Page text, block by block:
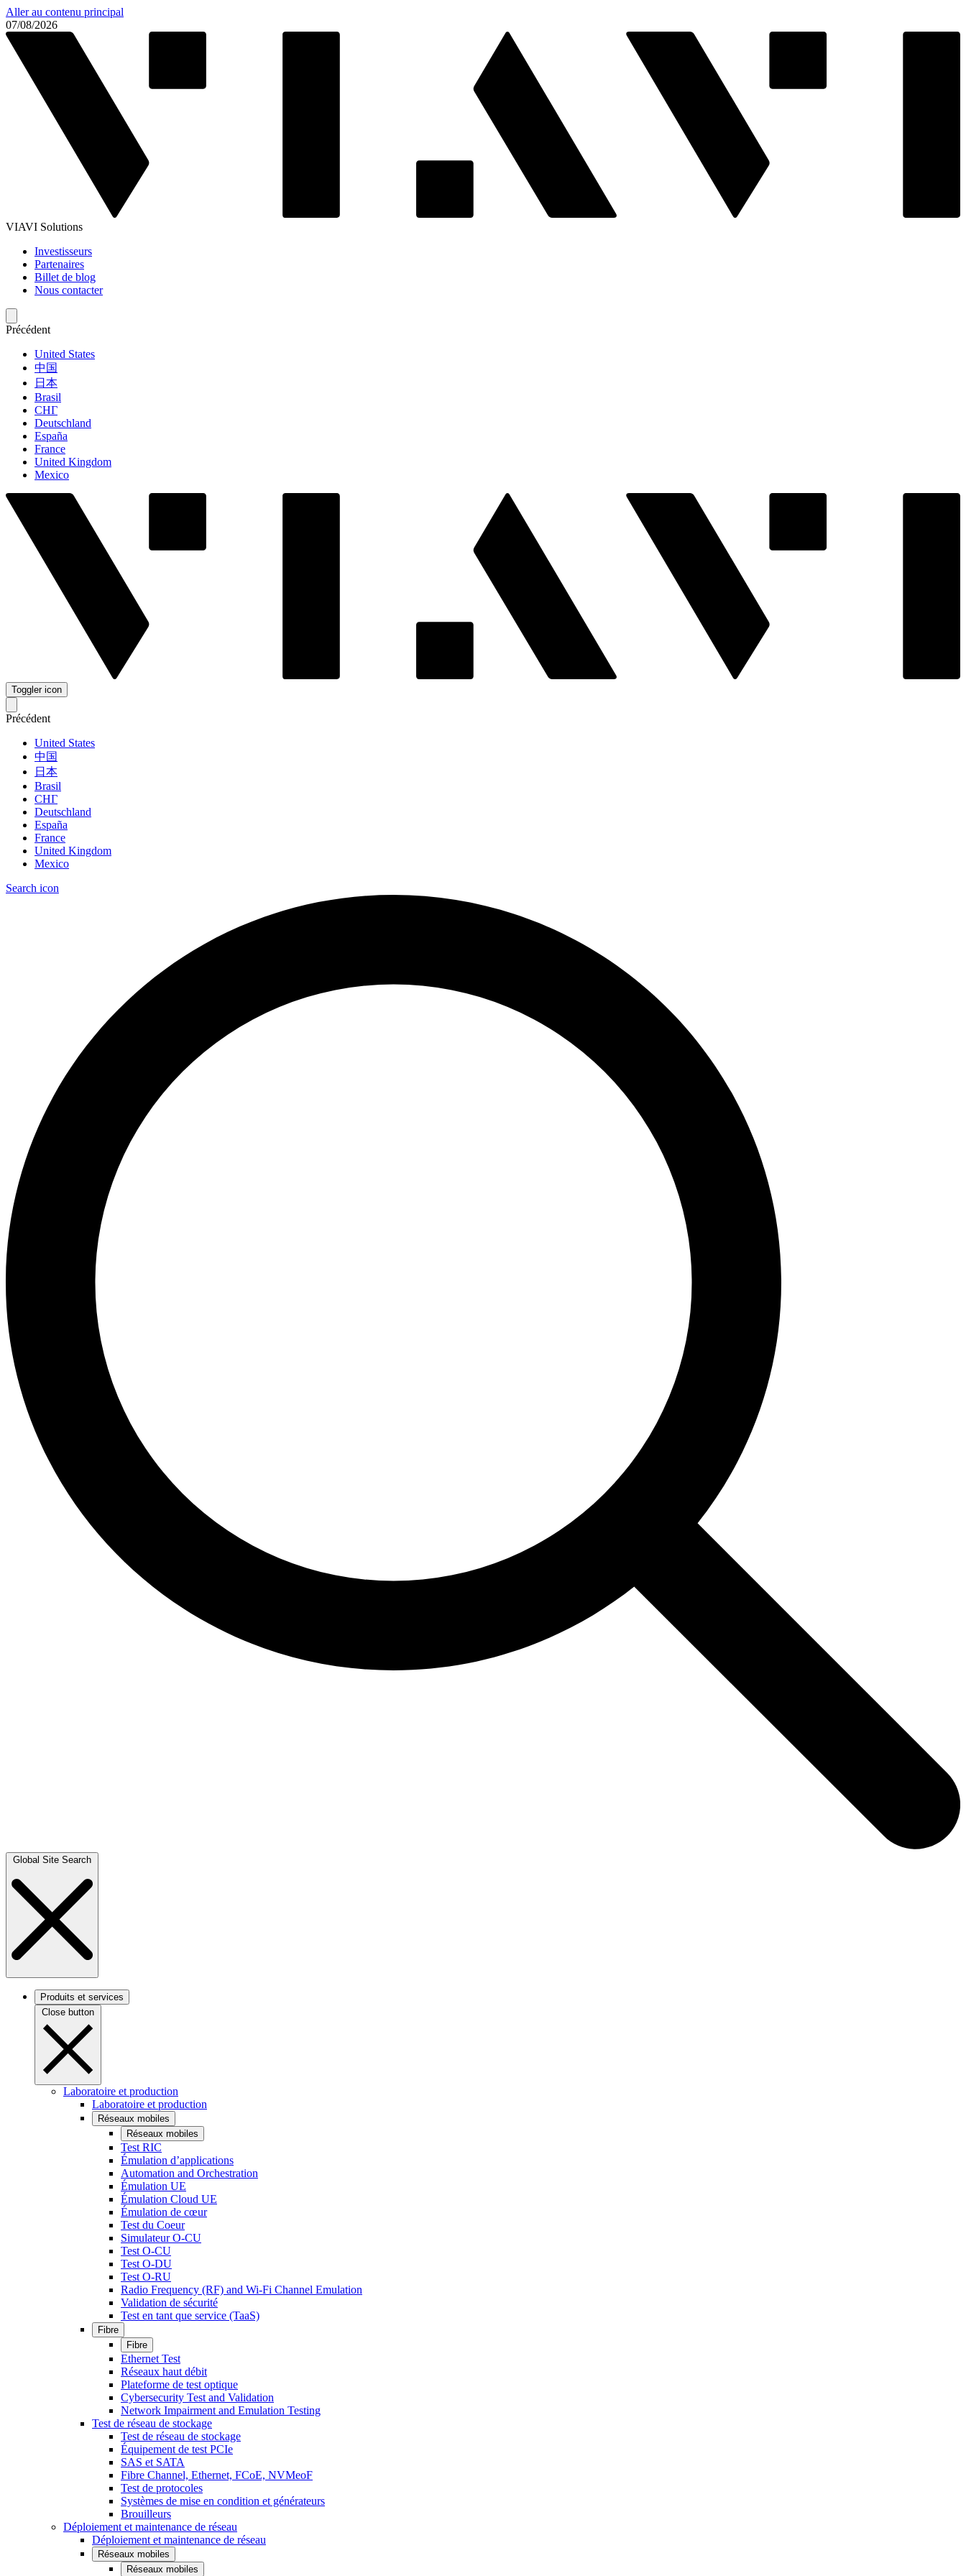
Aller au contenu principal
07/08/2026
VIAVI Solutions
Investisseurs
Partenaires
Billet de blog
Nous contacter
Précédent
United States
中国
日本
Brasil
СНГ
Deutschland
España
France
United Kingdom
Mexico
Toggler icon
Précédent
United States
中国
日本
Brasil
СНГ
Deutschland
España
France
United Kingdom
Mexico
Search icon
Global Site Search
Produits et services
Close button
Laboratoire et production
Laboratoire et production
Réseaux mobiles
Réseaux mobiles
Test RIC
Émulation d’applications
Automation and Orchestration
Émulation UE
Émulation Cloud UE
Émulation de cœur
Test du Coeur
Simulateur O-CU
Test O-CU
Test O-DU
Test O-RU
Radio Frequency (RF) and Wi-Fi Channel Emulation
Validation de sécurité
Test en tant que service (TaaS)
Fibre
Fibre
Ethernet Test
Réseaux haut débit
Plateforme de test optique
Cybersecurity Test and Validation
Network Impairment and Emulation Testing
Test de réseau de stockage
Test de réseau de stockage
Équipement de test PCIe
SAS et SATA
Fibre Channel, Ethernet, FCoE, NVMeoF
Test de protocoles
Systèmes de mise en condition et générateurs
Brouilleurs
Déploiement et maintenance de réseau
Déploiement et maintenance de réseau
Réseaux mobiles
Réseaux mobiles